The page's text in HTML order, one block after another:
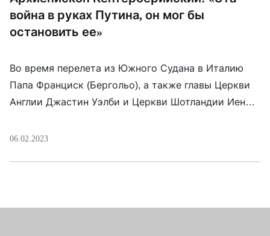
война в руках Путина, он мог бы
остановить ее»
Во время перелета из Южного Судана в Италию
Папа Франциск (Бергольо), а также главы Церкви
Англии Джастин Уэлби и Церкви Шотландии Иен
экуменическое паломничество, ответили на
06.02.2023